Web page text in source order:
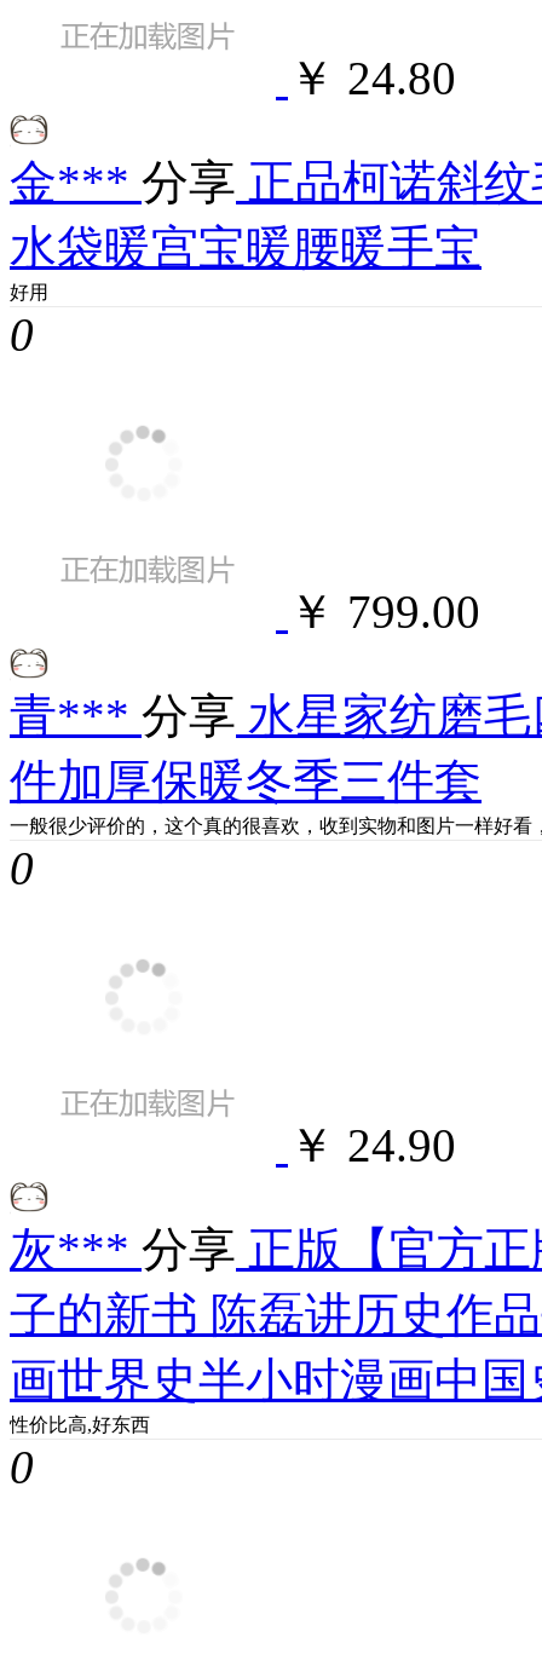
￥ 24.80
金*** 分享 正品柯诺斜
水袋暖宫宝暖腰暖手宝
好用
0
￥ 799.00
青*** 分享 水星家纺磨
件加厚保暖冬季三件套
一般很少评价的，这个真的很喜欢，收到实物和图片一样好
0
￥ 24.90
灰*** 分享 正版【官方
子的新书 陈磊讲历史作
画世界史半小时漫画中国
性价比高,好东西
0